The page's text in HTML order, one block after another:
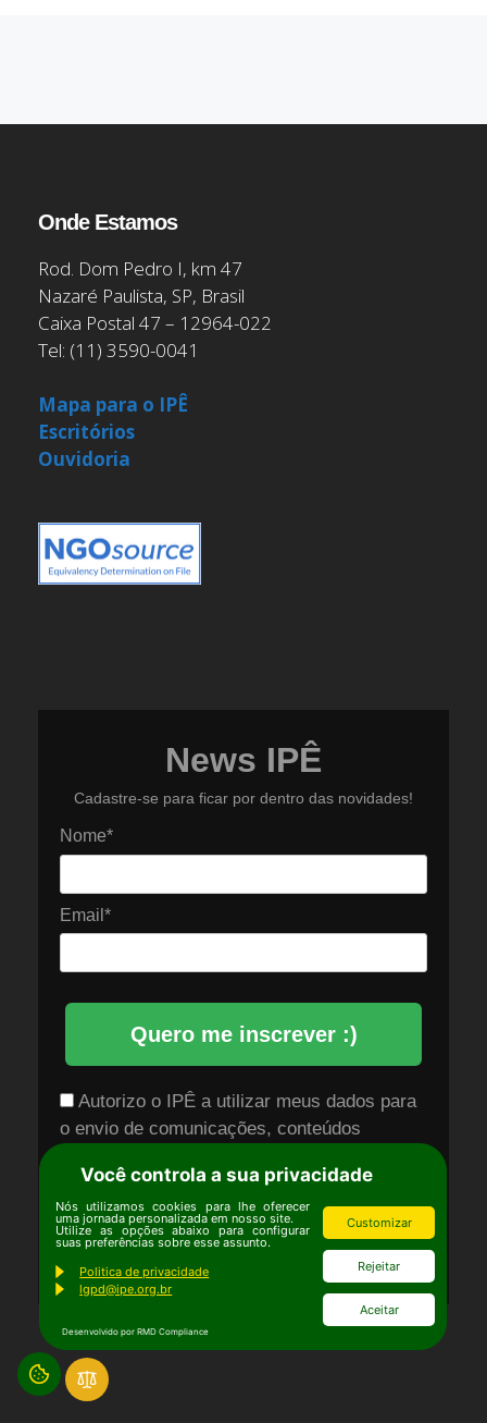
Onde Estamos
Rod. Dom Pedro I, km 47
Nazaré Paulista, SP, Brasil
Caixa Postal 47 – 12964-022
Tel: (11) 3590-0041
Mapa para o IPÊ
Escritórios
Ouvidoria
News IPÊ
Cadastre-se para ficar por dentro das novidades!
Nome*
Email*
Quero me inscrever :)
Autorizo o IPÊ a utilizar meus dados para
o envio de comunicações, conteúdos
aos seus serviços, conforme descrito na
Política de Privacidade.
Prometemos não utilizar suas informações de
contato para enviar qualquer tipo de SPAM.
Você controla a sua privacidade
Nós utilizamos cookies para lhe oferecer
uma jornada personalizada em nosso site.
Utilize as opções abaixo para configurar
suas preferências sobre esse assunto.
Politica de privacidade
lgpd@ipe.org.br
Customizar
Rejeitar
Aceitar
Desenvolvido por RMD Compliance